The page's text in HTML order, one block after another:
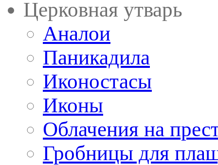
Церковная утварь
Аналои
Паникадила
Иконостасы
Иконы
Облачения на
Гробницы для